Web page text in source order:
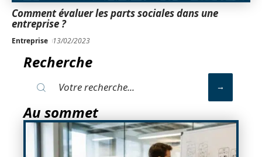
Comment évaluer les parts sociales dans une
entreprise ?
Entreprise 13/02/2023
Recherche
Au sommet